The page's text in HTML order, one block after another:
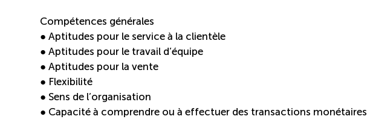
Compétences générales
● Aptitudes pour le service à la clientèle
● Aptitudes pour le travail d’équipe
● Aptitudes pour la vente
● Flexibilité
● Sens de l’organisation
● Capacité à comprendre ou à effectuer des transactions monétaires